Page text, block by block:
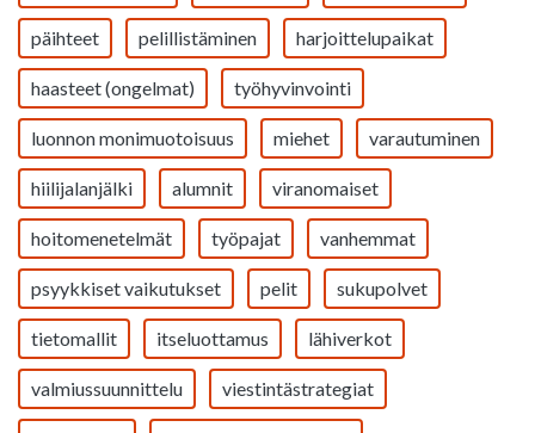
päihteet pelillistäminen harjoittelupaikat
haasteet (ongelmat) työhyvinvointi
luonnon monimuotoisuus miehet varautuminen
hiilijalanjälki alumnit viranomaiset
hoitomenetelmät työpajat vanhemmat
psyykkiset vaikutukset pelit sukupolvet
tietomallit itseluottamus lähiverkot
valmiussuunnittelu viestintästrategiat